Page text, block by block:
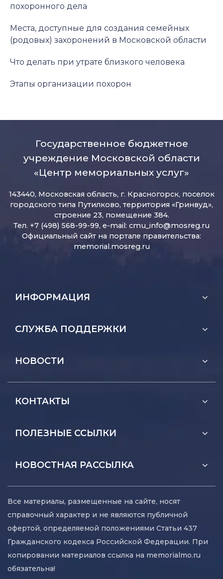
похоронного дела
Места, доступные для создания семейных
(родовых) захоронений в Московской области
Что делать при утрате близкого человека
Этапы организации похорон
Государственное бюджетное
учреждение Московской области
«Центр мемориальных услуг»
143440, Московская область, г. Красногорск, поселок
городского типа Путилково, территория «Гринвуд»,
строение 23, помещение 384.
Тел. +7 (498) 568-99-99, e-mail: cmu_info@mosreg.ru
Официальный сайт на портале правительства:
memorial.mosreg.ru
ИНФОРМАЦИЯ
СЛУЖБА ПОДДЕРЖКИ
НОВОСТИ
КОНТАКТЫ
ПОЛЕЗНЫЕ ССЫЛКИ
НОВОСТНАЯ РАССЫЛКА
Все материалы, размещенные на сайте, носят
справочный характер и не являются публичной
офертой, определяемой положениями Статьи 437
Гражданского кодекса Российской Федерации. При
копировании материалов ссылка на memorialmo.ru
обязательна!